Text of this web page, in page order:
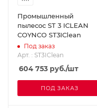
Промышленный
пылесос ST 3 ICLEAN
COYNCO ST3IClean
Под заказ
Арт. : ST3IClean
604 753 руб./шт
ПОД ЗАКАЗ